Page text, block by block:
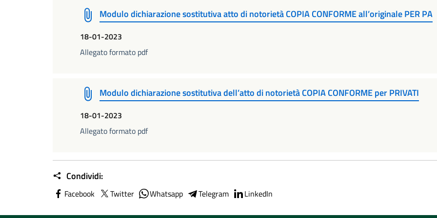
Modulo dichiarazione sostitutiva atto di notorietà COPIA CONFORME all’originale PER PA
18-01-2023
Allegato formato pdf
Modulo dichiarazione sostitutiva dell’atto di notorietà COPIA CONFORME per PRIVATI
18-01-2023
Allegato formato pdf
Condividi:
Facebook Twitter Whatsapp Telegram LinkedIn